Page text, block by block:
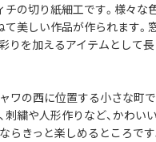
の切り紙細工です。 様々な
て美しい作品が作られます。
りを加えるアイテムとして
ワの西に位置する小さな町で
繍や人形作りなど、かわい
らきっと楽しめるところです